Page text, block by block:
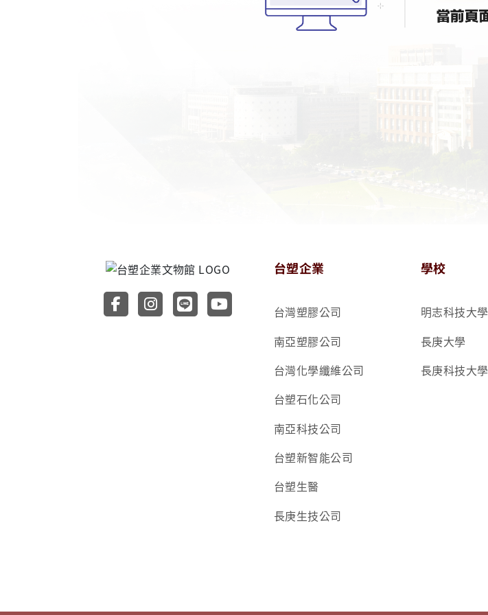
前往台塑企業文物館 Facebook
前往台塑企業文物館 Instagram
前往台塑企業文物館 LINE
前往台塑企業文物館 YouTube
台塑企業
台灣塑膠公司
南亞塑膠公司
台灣化學纖維公司
台塑石化公司
南亞科技公司
台塑新智能公司
台塑生醫
長庚生技公司
學校
明志科技大學
長庚大學
長庚科技大學